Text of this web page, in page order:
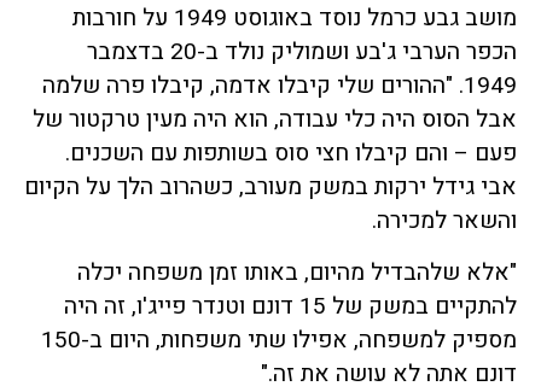
מושב גבע כרמל נוסד באוגוסט 1949 על חורבות
הכפר הערבי ג'בע ושמוליק נולד ב-20 בדצמבר
1949. "ההורים שלי קיבלו אדמה, קיבלו פרה שלמה
אבל הסוס היה כלי עבודה, הוא היה מעין טרקטור של
פעם – והם קיבלו חצי סוס בשותפות עם השכנים.
אבי גידל ירקות במשק מעורב, כשהרוב הלך על הקיום
והשאר למכירה.
"אלא שלהבדיל מהיום, באותו זמן משפחה יכלה
להתקיים במשק של 15 דונם וטנדר פייג'ו, זה היה
מספיק למשפחה, אפילו שתי משפחות, היום ב-150
דונם אתה לא עושה את זה."